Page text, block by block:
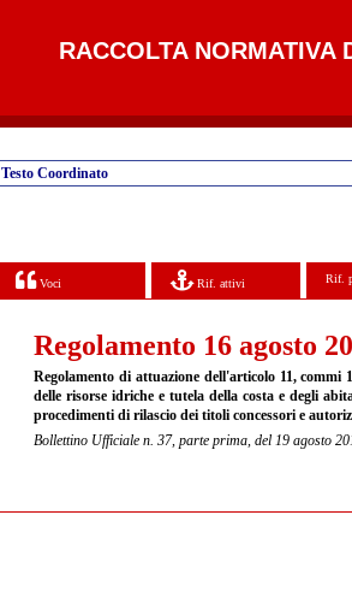
RACCOLTA NORMATIVA
Testo Coordinato
Voci Rif. attivi Rif.
Regolamento 16 agosto
Regolamento di attuazione dell'articolo 11, commi
delle risorse idriche e tutela della costa e degli
procedimenti di rilascio dei titoli concessori e
Bollettino Ufficiale n. 37, parte prima, del 19 agosto